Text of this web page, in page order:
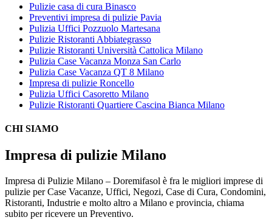
Pulizie casa di cura Binasco
Preventivi impresa di pulizie Pavia
Pulizia Uffici Pozzuolo Martesana
Pulizie Ristoranti Abbiategrasso
Pulizie Ristoranti Università Cattolica Milano
Pulizia Case Vacanza Monza San Carlo
Pulizia Case Vacanza QT 8 Milano
Impresa di pulizie Roncello
Pulizia Uffici Casoretto Milano
Pulizie Ristoranti Quartiere Cascina Bianca Milano
CHI SIAMO
Impresa di pulizie Milano
Impresa di Pulizie Milano – Doremifasol è fra le migliori imprese di
pulizie per Case Vacanze, Uffici, Negozi, Case di Cura, Condomini,
Ristoranti, Industrie e molto altro a Milano e provincia, chiama
subito per ricevere un Preventivo.